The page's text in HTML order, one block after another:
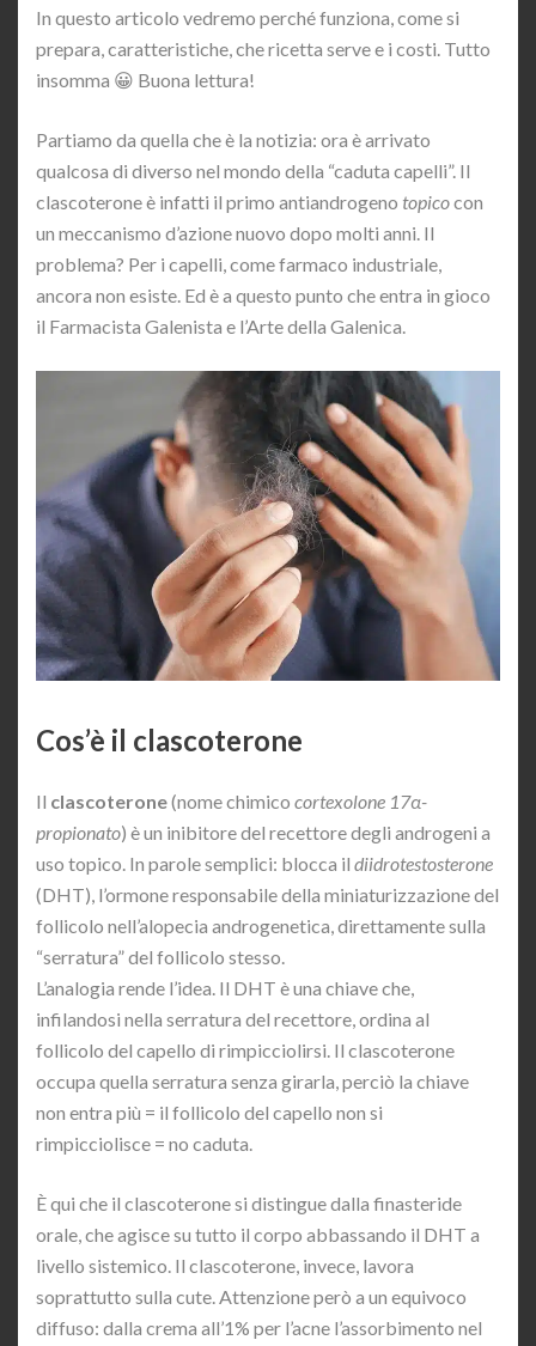
In questo articolo vedremo perché funziona, come si
prepara, caratteristiche, che ricetta serve e i costi. Tutto
insomma 😀 Buona lettura!
Partiamo da quella che è la notizia: ora è arrivato
qualcosa di diverso nel mondo della “caduta capelli”. Il
clascoterone è infatti il primo antiandrogeno topicocon
un meccanismo d’azione nuovo dopo molti anni. Il
problema? Per i capelli, come farmaco industriale,
ancora non esiste. Ed è a questo punto che entra in gioco
il Farmacista Galenista e l’Arte della Galenica.
Cos’è il clascoterone
Il clascoterone(nome chimico cortexolone 17α-
propionato) è un inibitore del recettore degli androgeni a
uso topico. In parole semplici: blocca il diidrotestosterone
(DHT), l’ormone responsabile della miniaturizzazione del
follicolo nell’alopecia androgenetica, direttamente sulla
“serratura” del follicolo stesso.
L’analogia rende l’idea. Il DHT è una chiave che,
infilandosi nella serratura del recettore, ordina al
follicolo del capello di rimpicciolirsi. Il clascoterone
occupa quella serratura senza girarla, perciò la chiave
non entra più = il follicolo del capello non si
rimpicciolisce = no caduta.
È qui che il clascoterone si distingue dalla finasteride
orale, che agisce su tutto il corpo abbassando il DHT a
livello sistemico. Il clascoterone, invece, lavora
soprattutto sulla cute. Attenzione però a un equivoco
diffuso: dalla crema all’1% per l’acne l’assorbimento nel